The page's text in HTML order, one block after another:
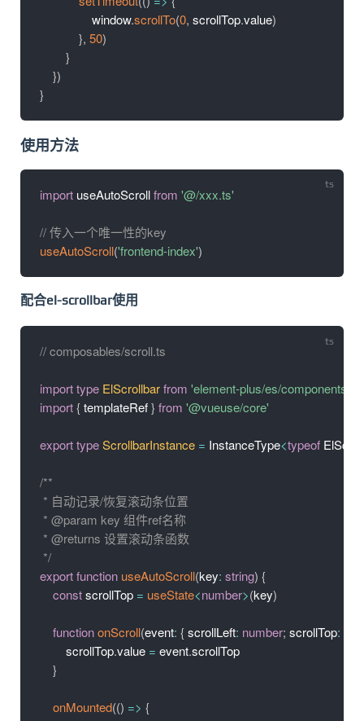
                window
.scrollTo(0, scrollTop.value)
}, 50)
}
})
}
使用方法
import useAutoScroll from '@/xxx.ts'
// 传入一个唯一性的key
useAutoScroll('frontend-index')
配合el-scrollbar使用
// composables/scroll.ts
importtype ElScrollbarfrom 'element-plus/es/components/
import{ templateRef } from '@vueuse/core'
exporttypeScrollbarInstance = InstanceType<typeof
/**
* 自动记录/恢复滚动条位置
* @param key 组件ref名称
* @returns 设置滚动条函数
*/
exportfunction useAutoScroll(key: string) {
const scrollTop = useState<number>(key)
functiononScroll(event: { scrollLeft: number; scrollTop:
        scrollTop
.value = event.scrollTop
}
onMounted(() => {